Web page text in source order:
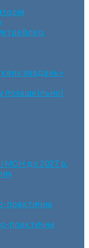
завдань»
позашкільної
МОН до 2027 р.
практична
практична